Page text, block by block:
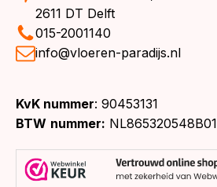
2611 DT Delft
015-2001140
info@vloeren-paradijs.nl
KvK nummer: 90453131
BTW nummer: NL865320548B01